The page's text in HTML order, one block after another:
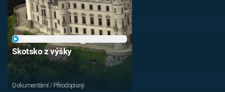
Přihlášení
Sledujte nás
Skotsko z výšky
Dokumentární / Přírodopisný